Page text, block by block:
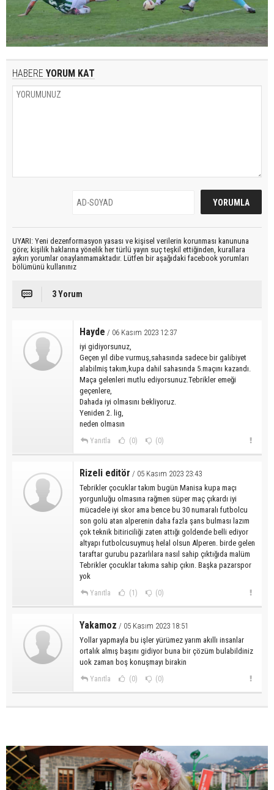
HABERE YORUM KAT
UYARI: Yeni dezenformasyon yasası ve kişisel verilerin korunması kanununa
göre; kişilik haklarına yönelik her türlü yayın suç teşkil ettiğinden, kurallara
aykırı yorumlar onaylanmamaktadır. Lütfen bir aşağıdaki facebook yorumları
bölümünü kullanınız
3 Yorum
Hayde / 06 Kasım 2023 12:37
iyi gidiyorsunuz,
Geçen yıl dibe vurmuş,sahasında sadece bir galibiyet
alabilmiş takım,kupa dahil sahasında 5.maçını kazandı.
Maça gelenleri mutlu ediyorsunuz.Tebrikler emeği
geçenlere,
Dahada iyi olmasını bekliyoruz.
Yeniden 2. lig,
neden olmasın
Yanıtla (0) (0)
Rizeli editör / 05 Kasım 2023 23:43
Tebrikler çocuklar takım bugün Manisa kupa maçı
yorgunluğu olmasına rağmen süper maç çıkardı iyi
mücadele iyi skor ama bence bu 30 numaralı futbolcu
son golü atan alperenin daha fazla şans bulması lazım
çok teknik bitiriciliği zaten attığı goldende belli ediyor
altyapı futbolcusuymuş helal olsun Alperen. birde gelen
taraftar gurubu pazarlılara nasıl sahip çıktığıda malüm
Tebrikler çocuklar takıma sahip çıkın. Başka pazarspor
yok
Yanıtla (1) (0)
Yakamoz / 05 Kasım 2023 18:51
Yollar yapmayla bu işler yürümez yarım akıllı insanlar
ortalık almış başını gidiyor buna bir çözüm bulabildiniz
uok zaman boş konuşmayı birakin
Yanıtla (0) (0)